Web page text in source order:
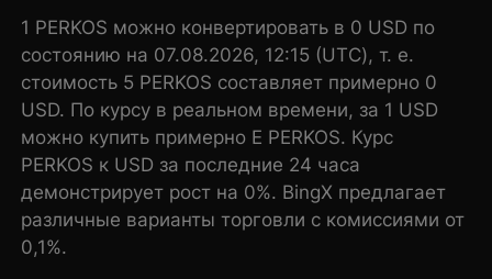
1 PERKOS можно конвертировать в 0 USD по
состоянию на 07.08.2026, 12:15 (UTC), т. е.
стоимость 5 PERKOS составляет примерно 0
USD. По курсу в реальном времени, за 1 USD
можно купить примерно E PERKOS. Курс
PERKOS к USD за последние 24 часа
демонстрирует рост на 0%. BingX предлагает
различные варианты торговли с комиссиями от
0,1%.